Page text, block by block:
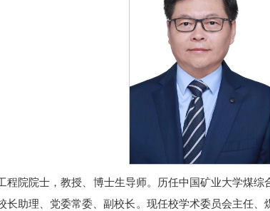
程院院士，教授、博士生导师。历任中国矿业大学煤综
长助理、党委常委、副校长。现任校学术委员会主任